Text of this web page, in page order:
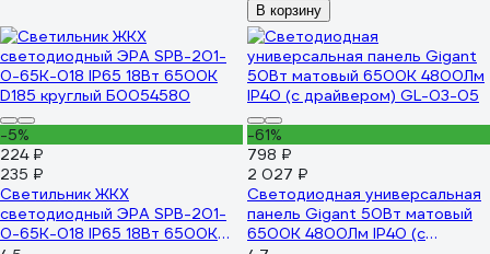
В корзину
-5%
224 ₽
235 ₽
Светильник ЖКХ
светодиодный ЭРА SPB-201-
0-65K-018 IP65 18Вт 6500К
-61%
798 ₽
2 027 ₽
Светодиодная универсальная
панель Gigant 50Вт матовый
6500К 4800Лм IP40 (с